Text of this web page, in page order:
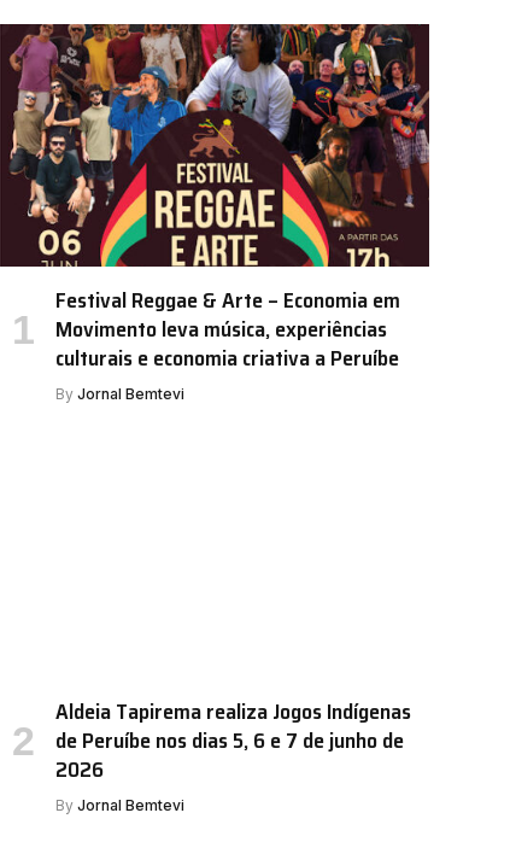
Festival Reggae & Arte – Economia em
Movimento leva música, experiências
culturais e economia criativa a Peruíbe
By Jornal Bemtevi
Aldeia Tapirema realiza Jogos Indígenas
de Peruíbe nos dias 5, 6 e 7 de junho de
2026
By Jornal Bemtevi